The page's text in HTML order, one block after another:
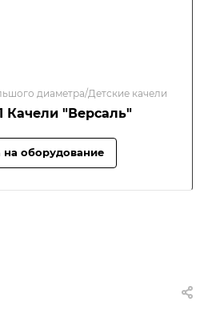
диаметра/Детские качели
Качели "Версаль"
на оборудование